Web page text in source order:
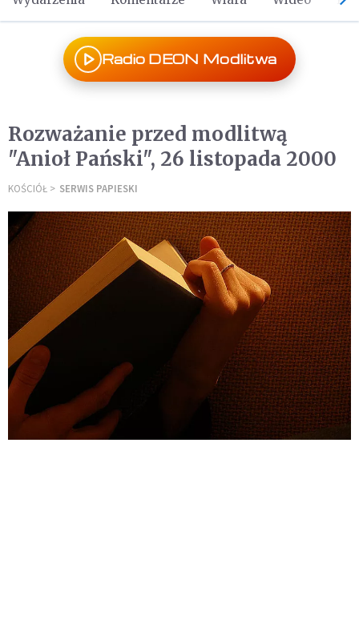
Radio DEON Modlitwa
Rozważanie przed modlitwą
"Anioł Pański", 26 listopada 2000
KOŚCIÓŁ SERWIS PAPIESKI